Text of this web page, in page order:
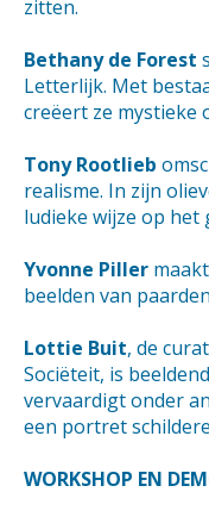
zitten.
Bethany de Forest
Letterlijk. Met
creëert ze mystieke
Tony Rootlieb
realisme. In zijn
ludieke wijze op het
Yvonne Piller
beelden van
Lottie Buit, de
Sociëteit, is
vervaardigt onder
een portret
WORKSHOP EN